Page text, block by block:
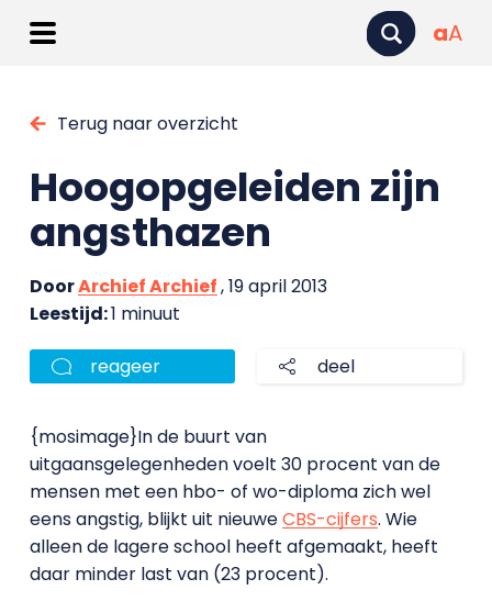
aA
Terug naar overzicht
Hoogopgeleiden zijn
angsthazen
DoorArchief Archief, 19 april 2013
Leestijd:1 minuut
reageer deel
{mosimage}In de buurt van
uitgaansgelegenheden voelt 30 procent van de
mensen met een hbo- of wo-diploma zich wel
eens angstig, blijkt uit nieuweCBS-cijfers. Wie
alleen de lagere school heeft afgemaakt, heeft
daar minder last van (23 procent).